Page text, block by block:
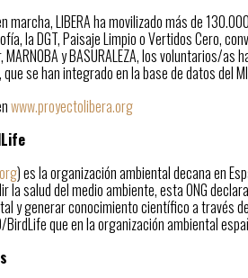
marcha, LIBERA ha movilizado más de
la DGT, Paisaje Limpio o Vertidos Cero,
MARNOBA y BASURALEZA, los voluntarios/
se han integrado en la base de datos del
www.proyectolibera.org
) es la organización ambiental decana en
la salud del medio ambiente, esta ONG
y generar conocimiento científico a través
BirdLife que en la organización ambiental